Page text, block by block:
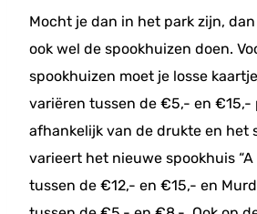
Mocht je dan in het park zijn,
ook wel de spookhuizen doen.
spookhuizen moet je losse
variëren tussen de €5,- en €15,-
afhankelijk van de drukte en het
varieert het nieuwe spookhuis “A
tussen de €12,- en €15,- en